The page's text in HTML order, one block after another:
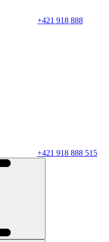
+421 918 888
+421 918 888 515